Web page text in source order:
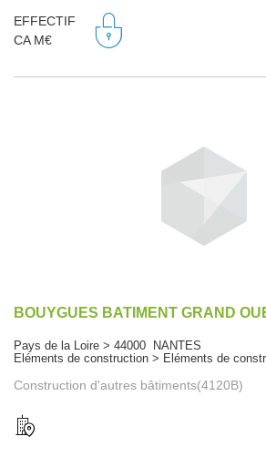
EFFECTIF
CA M€
BOUYGUES BATIMENT GRAND
Pays de la Loire > 44000 NANTES
Eléments de construction > Eléments de
Construction d'autres bâtiments(4120B)